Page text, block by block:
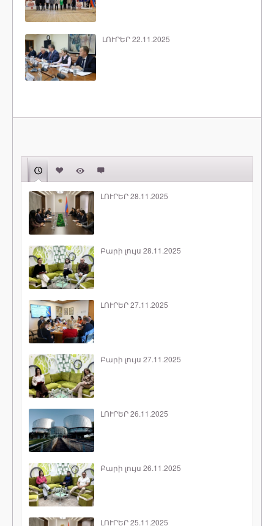
ԼՈՒՐԵՐ 22.11.2025
ԼՈՒՐԵՐ 28.11.2025
Բարի լույս 28.11.2025
ԼՈՒՐԵՐ 27.11.2025
Բարի լույս 27.11.2025
ԼՈՒՐԵՐ 26.11.2025
Բարի լույս 26.11.2025
ԼՈՒՐԵՐ 25.11.2025